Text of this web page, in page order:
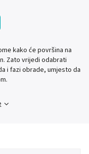
kako će površina na
Zato vrijedi odabrati
i fazi obrade, umjesto da